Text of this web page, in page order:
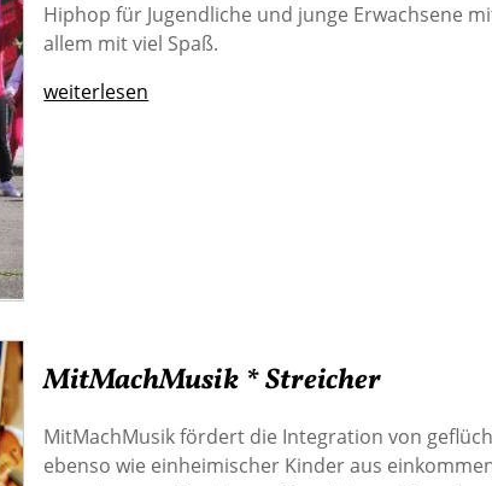
Hiphop für Jugendliche und junge Erwachsene
allem mit viel Spaß.
weiterlesen
MitMachMusik * Streicher
MitMachMusik fördert die Integration von
ebenso wie einheimischer Kinder aus